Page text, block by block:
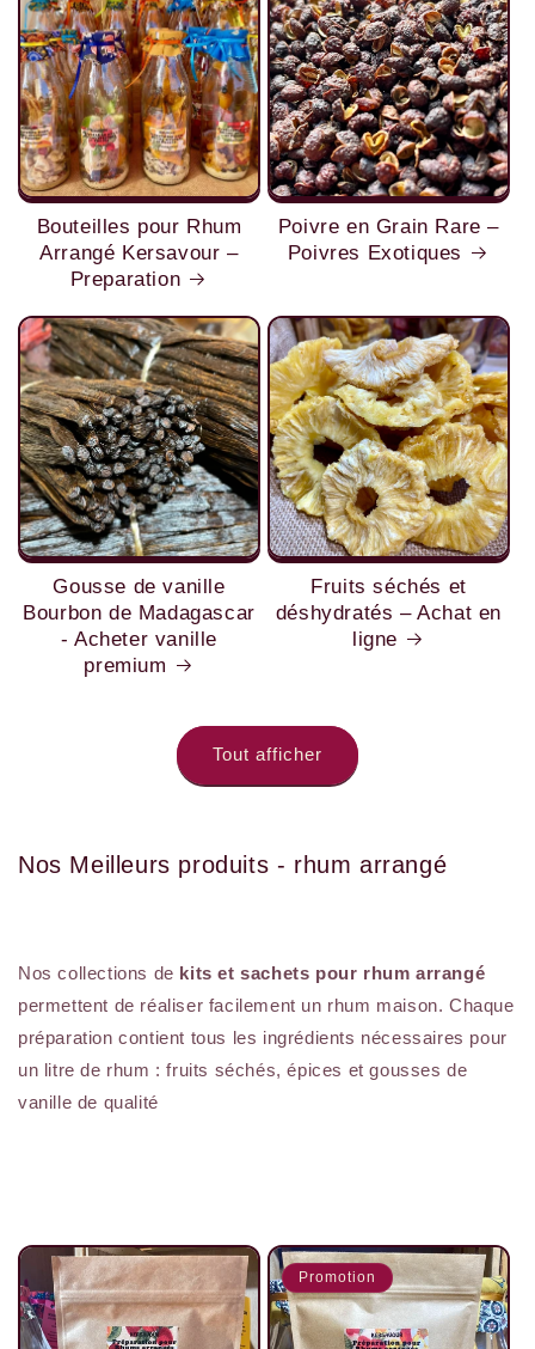
Bouteilles pour Rhum
Arrangé Kersavour –
Preparation
Poivre en Grain Rare –
Poivres Exotiques
Gousse de vanille
Bourbon de Madagascar
- Acheter vanille
premium
Fruits séchés et
déshydratés – Achat en
ligne
Tout afficher
Nos Meilleurs produits - rhum arrangé
Nos collections de kits et sachets pour rhum arrangé
permettent de réaliser facilement un rhum maison. Chaque
préparation contient tous les ingrédients nécessaires pour
un litre de rhum : fruits séchés, épices et gousses de
vanille de qualité
Promotion